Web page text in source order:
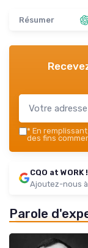
Résumer
* En
des fins
CQO at WORK !
Ajoutez-nous
Parole